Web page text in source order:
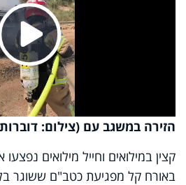
Play
Video
הזירה במשגב עם (צילום:
קצין במילואים וחייל מילואים
באורח קל מפגיעת כטב"ם ששוגר